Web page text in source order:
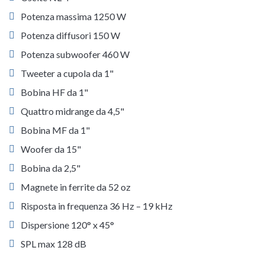
Potenza massima 1250 W
Potenza diffusori 150 W
Potenza subwoofer 460 W
Tweeter a cupola da 1"
Bobina HF da 1"
Quattro midrange da 4,5"
Bobina MF da 1"
Woofer da 15"
Bobina da 2,5"
Magnete in ferrite da 52 oz
Risposta in frequenza 36 Hz – 19 kHz
Dispersione 120° x 45°
SPL max 128 dB